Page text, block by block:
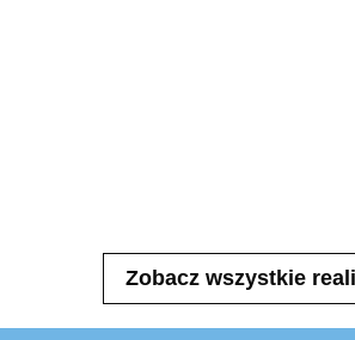
Zobacz wszystkie